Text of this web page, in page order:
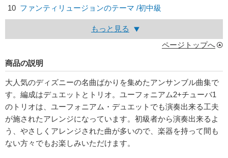
10 ファンティリュージョンのテーマ /初中級
もっと見る
ページトップへ
商品の説明
大人気のディズニーの名曲ばかりを集めたアンサンブル曲集で
す。編成はデュエットとトリオ。ユーフォニアム2+チューバ1
のトリオは、ユーフォニアム・デュエットでも演奏出来る工夫
が施されたアレンジになっています。初級者から演奏出来るよ
う、やさしくアレンジされた曲が多いので、楽器を持って間も
ない方々でもお楽しみいただけます。